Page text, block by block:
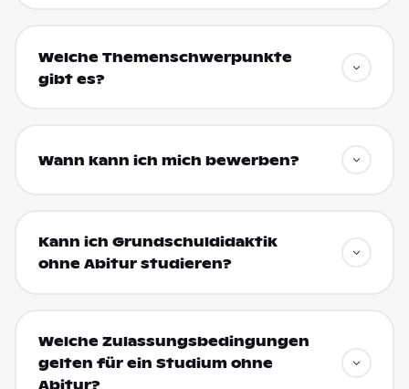
Welche Themenschwerpunkte
gibt es?
Wann kann ich mich bewerben?
Kann ich Grundschuldidaktik
ohne Abitur studieren?
Welche Zulassungsbedingungen
gelten für ein Studium ohne
Abitur?